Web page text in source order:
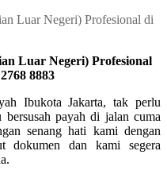
Luar Negeri) Profesional
8883
Ibukota Jakarta, tak perlu
bersusah payah di jalan cuma
senang hati kami dengan
dokumen dan kami segera